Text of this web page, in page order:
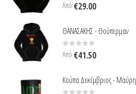
0 out of 5
Από €29.00
ΘΑΝΑΣΑΚΗΣ - Θούπερμαν
0 out of 5
Από €41.50
Κούπα Δεκέμβριος - Μαύρη